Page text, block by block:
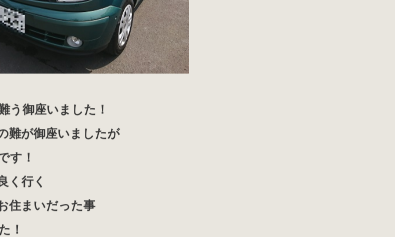
う御座いました！
難が御座いましたが
す！
く行く
住まいだった事
！